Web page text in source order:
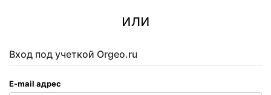
или
Вход под учеткой Orgeo.ru
E-mail адрес